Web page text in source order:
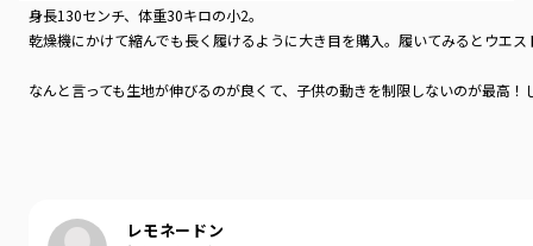
身長130センチ、体重30キロの小2。
乾燥機にかけて縮んでも長く履けるように大き目を購入。履いてみるとウエ
なんと言っても生地が伸びるのが良くて、子供の動きを制限しないのが最高
うちは下の子が2歳児で5歳差兄弟。
サイズ展開が幅広いため、お揃いの服があるのが大変嬉しい。男の子の服
レモネードン
■素材■
程よい厚みの綿100％インレイ生地
『毎日着て欲しい』